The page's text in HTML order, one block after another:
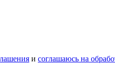
и соглашаюсь на